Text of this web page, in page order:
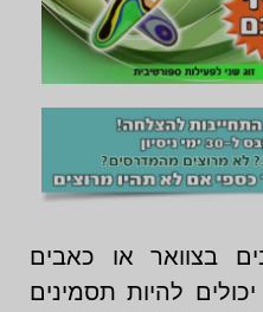
בצוואר או כאבים
להיות תסמינים